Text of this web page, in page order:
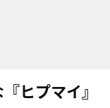
ヒプマイ』